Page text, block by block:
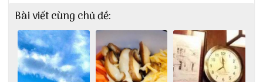
Bài viết cùng chủ đề: